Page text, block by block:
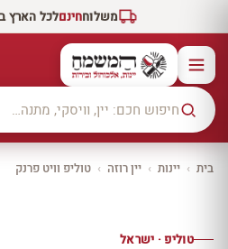
משלוחחינםלכל הארץ
בית › יינות › יין רוזה › טוליפ וויט פרנק
10% הנחה
טוליפ · ישראל